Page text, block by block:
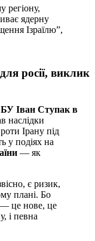
регіону,
ядерну
Ізраїлю”,
росії, виклик
Іван Ступак в
наслідки
Ірану під
у подіях на
— як
є ризик,
плані. Бо
— це нове, це
і певна